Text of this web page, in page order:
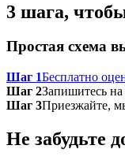
3 шага,
Простая схема
Шаг 1Бесплатно
Шаг 2Запишитесь
Шаг 3Приезжайте,
Не забудьте